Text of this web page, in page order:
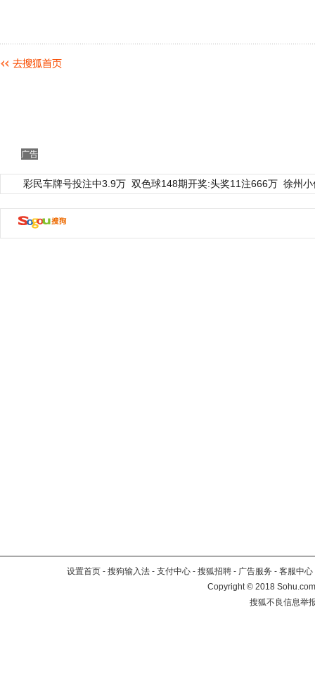
广告
彩民车牌号投注中3.9万 双色球148期开奖:头奖11注666万 徐州
设置首页 - 搜狗输入法 - 支付中心 - 搜狐招聘 - 广告服务 - 客服中心
Copyright©2018
搜狐不良信息举